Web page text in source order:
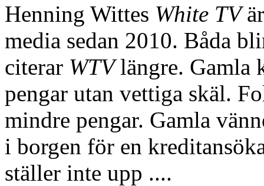
Henning Wittes White TV
media sedan 2010. Båda
citerar WTVlängre. Gamla
pengar utan vettiga skäl.
mindre pengar. Gamla
i borgen för en
ställer inte upp ....